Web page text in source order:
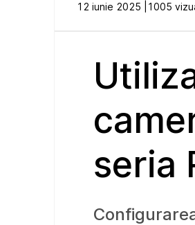
12 iunie 2025 | 1005
seria